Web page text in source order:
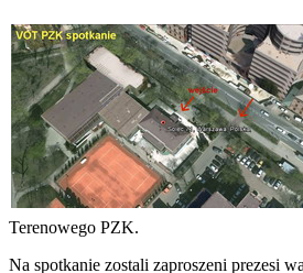
Terenowego PZK.
Na spotkanie zostali zaproszeni prezesi